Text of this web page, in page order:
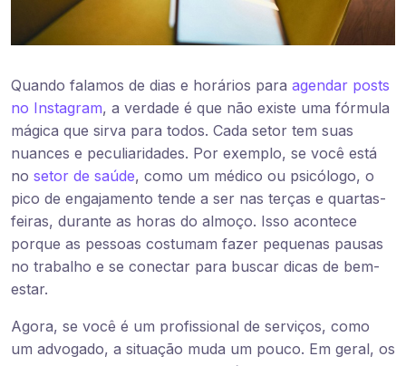
Quando falamos de dias e horários para agendar posts
no Instagram, a verdade é que não existe uma fórmula
mágica que sirva para todos. Cada setor tem suas
nuances e peculiaridades. Por exemplo, se você está
no setor de saúde, como um médico ou psicólogo, o
pico de engajamento tende a ser nas terças e quartas-
feiras, durante as horas do almoço. Isso acontece
porque as pessoas costumam fazer pequenas pausas
no trabalho e se conectar para buscar dicas de bem-
estar.
Agora, se você é um profissional de serviços, como
um advogado, a situação muda um pouco. Em geral, os